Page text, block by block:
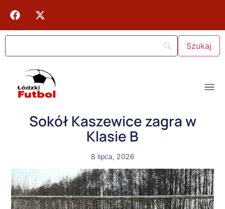
Sokół Kaszewice zagra w
Klasie B
8 lipca, 2026